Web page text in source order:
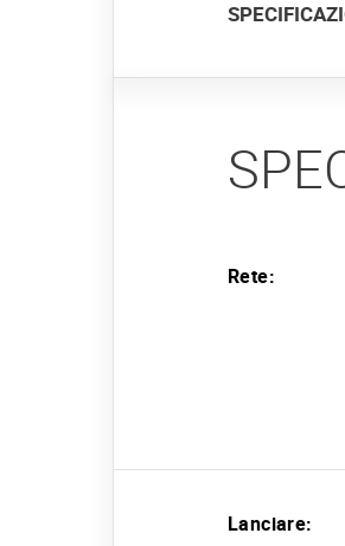
Rete:
Lanciare: